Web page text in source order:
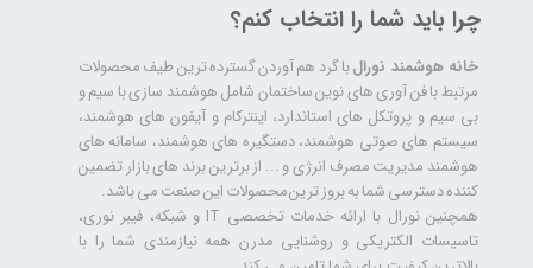
چرا باید شما را انتخاب کنم؟
خانه هوشمند نورالبا گرد هم آوردن گسترده ترین طیف محصولات
مرتبط با فن آوری های نوین ساختمان شامل هوشمند سازی با سیم و
بی سیم و پروتکل های استاندارد، اینترکام و آیفون های هوشمند،
سیستم های صوتی هوشمند، دستگیره های هوشمند، سامانه های
هوشمند مدیریت مصرف انرژی و ... از برترین برند های بازار تضمین
کننده دسترسی شما به بروز ترین محصولات این صنعت می باشد.
همچنین نورال با ارائه خدمات تخصصی IT و شبکه، فیبر نوری،
تاسیسات الکتریکی و روشنایی مدرن همه نیازمندی شما را با